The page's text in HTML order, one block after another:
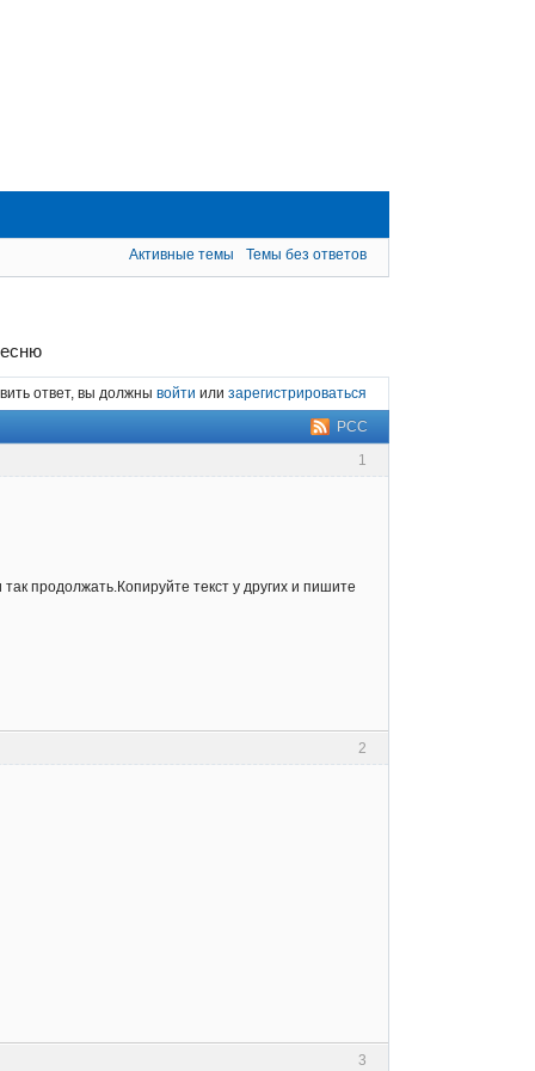
Активные темы Темы без ответов
ответ, вы должны войти или зарегистрироваться
РСС
1
продолжать.Копируйте текст у других и пишите
2
3